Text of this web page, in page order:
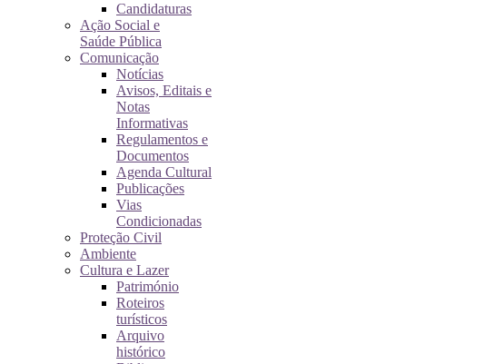
Candidaturas
Ação Social e
Saúde Pública
Comunicação
Notícias
Avisos, Editais e
Notas
Informativas
Regulamentos e
Documentos
Agenda Cultural
Publicações
Vias
Condicionadas
Proteção Civil
Ambiente
Cultura e Lazer
Património
Roteiros
turísticos
Arquivo
histórico